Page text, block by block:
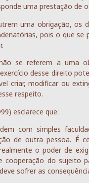
uma prestação de
uma obrigação, os
pois o que
se referem a uma
desse direito
criar, modificar ou
respeito.
esclarece que:
com simples
de outra pessoa. É
o poder de
cooperação do sujeito
sofrer as